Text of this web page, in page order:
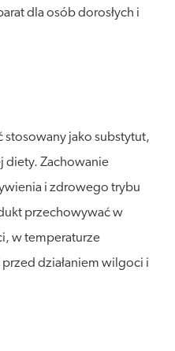
dla osób dorosłych i
stosowany jako substytut,
diety. Zachowanie
i zdrowego trybu
przechowywać w
w temperaturze
działaniem wilgoci i